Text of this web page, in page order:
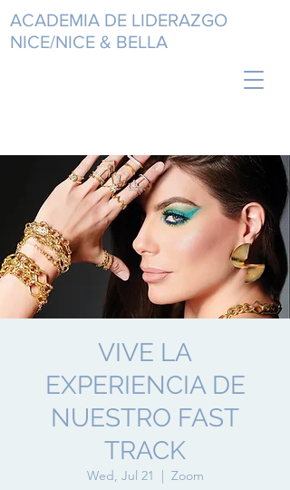
ACADEMIA DE LIDERAZGO
NICE/NICE & BELLA
VIVE LA
EXPERIENCIA DE
NUESTRO FAST
TRACK
Wed, Jul 21
  |
Zoom